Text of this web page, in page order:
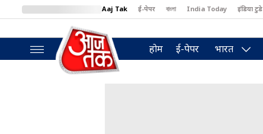
Aaj Tak ई-पेपर বাংলা India Today इंडिया टुडे
BT Bazaar
होम ई-पेपर भारत